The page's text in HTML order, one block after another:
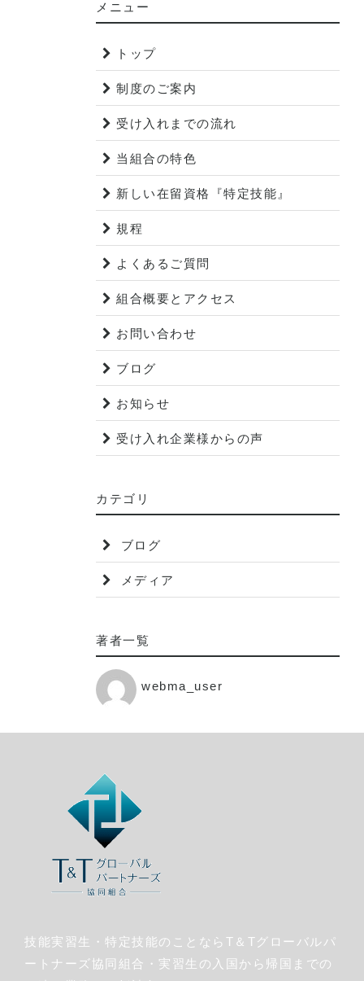
メニュー
トップ
制度のご案内
受け入れまでの流れ
当組合の特色
新しい在留資格『特定技能』
規程
よくあるご質問
組合概要とアクセス
お問い合わせ
ブログ
お知らせ
受け入れ企業様からの声
カテゴリ
ブログ
メディア
著者一覧
webma_user
技能実習生・特定技能のことならT＆Tグローバルパ
ートナーズ協同組合・実習生の入国から帰国までの